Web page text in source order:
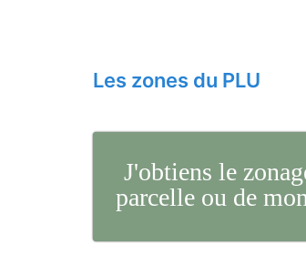
Les zones du PLU
J'obtiens le
parcelle ou de